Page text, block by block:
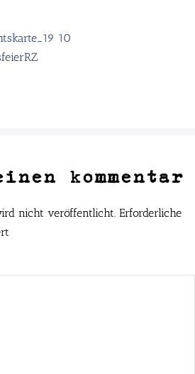
10
kommentar
nicht veröffentlicht. Erforderliche